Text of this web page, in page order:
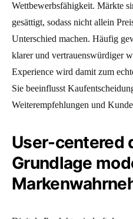
Wettbewerbsfähigkeit. Märkte
gesättigt, sodass nicht allein
Unterschied machen. Häufig
klarer und vertrauenswürdiger
Experience wird damit zum
Sie beeinflusst
Weiterempfehlungen und
User-centered
Grundlage